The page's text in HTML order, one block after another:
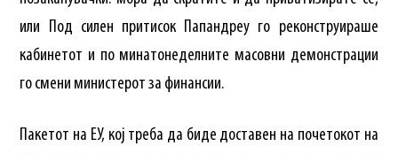
или Под силен притисок Папандреу го реконструираше
кабинетот и по минатонеделните масовни демонстрации
го смени министерот за финансии.
Пакетот на ЕУ, кој треба да биде доставен на почетокот на